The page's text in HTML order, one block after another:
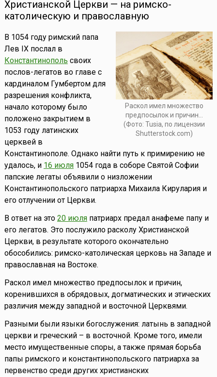
Христианской Церкви — на римско-
католическую и православную
Раскол имел множество
предпосылок и причин...
(Фото: Tusia, по лицензии
Shutterstock.com)
В 1054 году римский папа
Лев IX послал в
Константинополь своих
послов-легатов во главе с
кардиналом Гумбертом для
разрешения конфликта,
начало которому было
положено закрытием в
1053 году латинских
церквей в
Константинополе. Однако найти путь к примирению не
удалось, и 16 июля1054 года в соборе Святой Софии
папские легаты объявили о низложении
Константинопольского патриарха Михаила Кирулария и
его отлучении от Церкви.
В ответ на это 20 июляпатриарх предал анафеме папу и
его легатов. Это послужило расколу Христианской
Церкви, в результате которого окончательно
обособились: римско-католическая церковь на Западе и
православная на Востоке.
Раскол имел множество предпосылок и причин,
коренившихся в обрядовых, догматических и этических
различия между западной и восточной Церквями.
Разными были языки богослужения: латынь в западной
церкви и греческий – в восточной. Кроме того, имели
место имущественные споры, а также прямая борьба
папы римского и константинопольского патриарха за
первенство среди других христианских